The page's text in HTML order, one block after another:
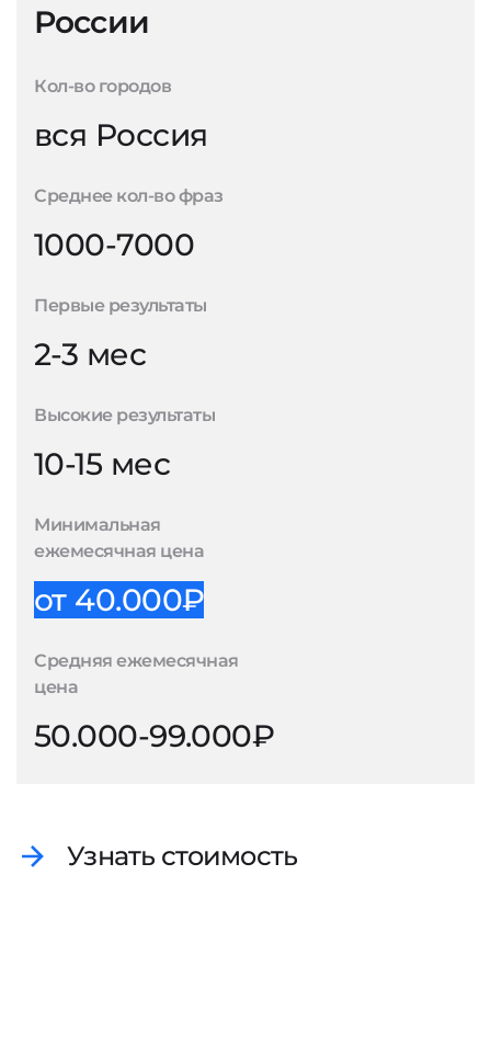
России
Кол-во городов
вся Россия
Среднее кол-во фраз
1000-7000
Первые результаты
2-3 мес
Высокие результаты
10-15 мес
Минимальная
ежемесячная цена
от 40.000₽
Средняя ежемесячная
цена
50.000-99.000₽
Узнать стоимость